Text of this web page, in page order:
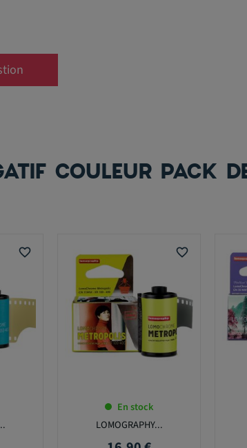
COULEUR PACK
favorite_border favorite_border
En stock
LOMOGRAPHY...